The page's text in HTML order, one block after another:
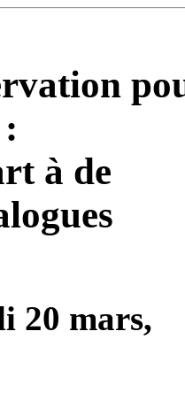
à de
20 mars,